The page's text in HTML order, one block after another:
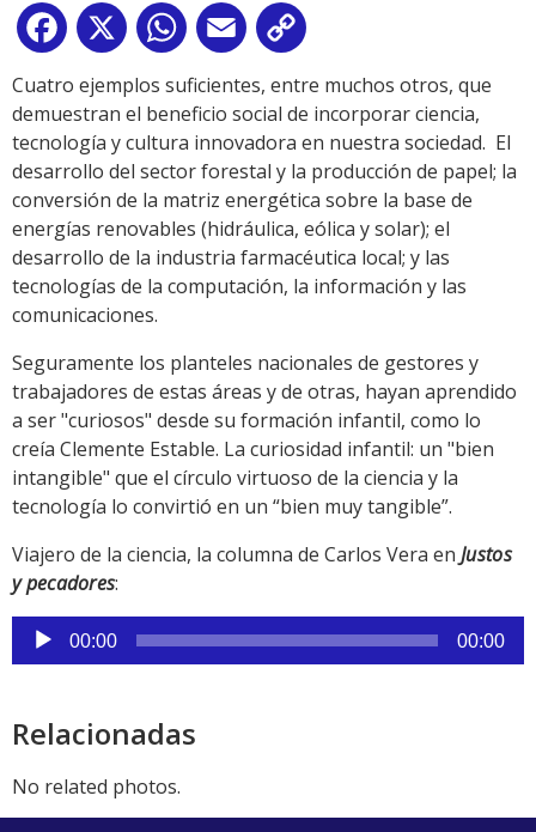
Facebook
X WhatsApp
Email
Link
Cuatro ejemplos suficientes, entre muchos otros, que
demuestran el beneficio social de incorporar ciencia,
tecnología y cultura innovadora en nuestra sociedad. El
desarrollo del sector forestal y la producción de papel; la
conversión de la matriz energética sobre la base de
energías renovables (hidráulica, eólica y solar); el
desarrollo de la industria farmacéutica local; y las
tecnologías de la computación, la información y las
comunicaciones.
Seguramente los planteles nacionales de gestores y
trabajadores de estas áreas y de otras, hayan aprendido
a ser "curiosos" desde su formación infantil, como lo
creía Clemente Estable. La curiosidad infantil: un "bien
intangible" que el círculo virtuoso de la ciencia y la
tecnología lo convirtió en un “bien muy tangible”.
Viajero de la ciencia, la columna de Carlos Vera en Justos
y pecadores:
Reproductor
de
00:00 00:00
Relacionadas
No related photos.